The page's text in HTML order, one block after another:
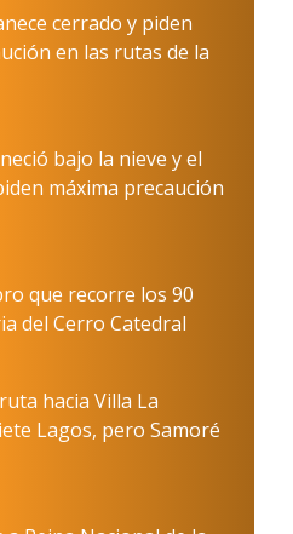
cerrado y piden
en las rutas de la
bajo la nieve y el
máxima precaución
que recorre los 90
del Cerro Catedral
hacia Villa La
Lagos, pero Samoré